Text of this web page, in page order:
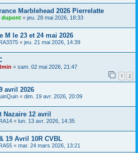
Marblehead 2026 Pierrelatte
dupont « jeu. 28 mai 2026, 18:33
M le 23 et 24 mai 2026
« jeu. 21 mai 2026, 14:39
« sam. 02 mai 2026, 21:47
1 2
avril 2026
« dim. 19 avr. 2026, 20:09
Nazaire 12 avril
« lun. 13 avr. 2026, 14:35
19 Avril 10R CVBL
« mar. 24 mars 2026, 13:21